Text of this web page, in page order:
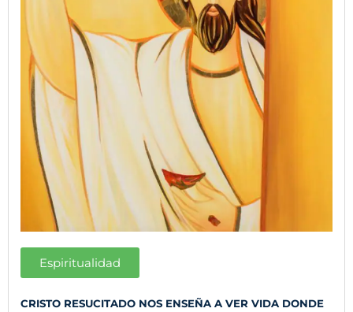
Espiritualidad
CRISTO RESUCITADO NOS ENSEÑA A VER VIDA DONDE